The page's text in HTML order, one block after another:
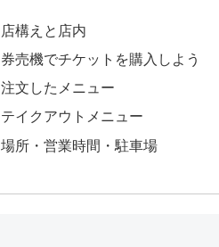
店構えと店内
券売機でチケットを購入しよう
注文したメニュー
テイクアウトメニュー
場所・営業時間・駐車場